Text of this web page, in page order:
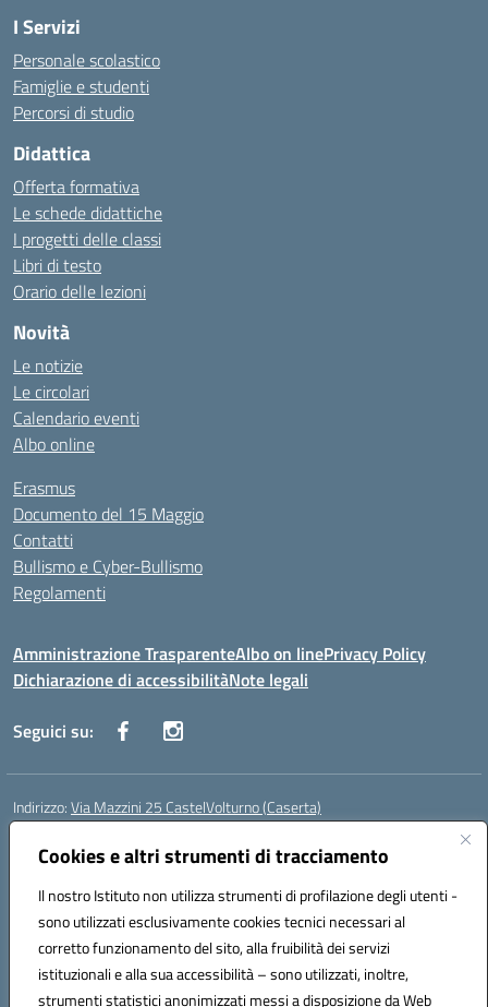
Cookies e altri strumenti di tracciamento
Il nostro Istituto non utilizza strumenti di profilazione degli utenti -
sono utilizzati esclusivamente cookies tecnici necessari al
corretto funzionamento del sito, alla fruibilità dei servizi
istituzionali e alla sua accessibilità – sono utilizzati, inoltre,
strumenti statistici anonimizzati messi a disposizione da Web
I Servizi
Personale scolastico
Famiglie e studenti
Percorsi di studio
Didattica
Offerta formativa
Le schede didattiche
I progetti delle classi
Libri di testo
Orario delle lezioni
Novità
Le notizie
Le circolari
Calendario eventi
Albo online
Erasmus
Documento del 15 Maggio
Contatti
Bullismo e Cyber-Bullismo
Regolamenti
Amministrazione TrasparenteAlbo on linePrivacy Policy
Dichiarazione di accessibilitàNote legali
Seguici su:
Indirizzo:Via Mazzini 25 CastelVolturno (Caserta)
Centralino:
Posta elettronica certificata (PEC):ceis014005@pec.istruzione.it
Codice fiscale: 93063510619
Codice meccanografico:CEIS014005
Codice Indice delle Pubbliche Amministrazioni (IPA): istsc_ceis014005
Codice unico di fatturazione (CUF): UOU8EW